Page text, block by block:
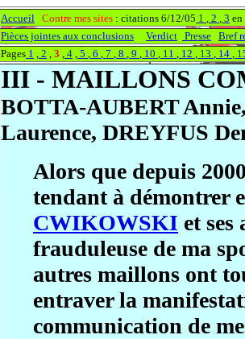
Accueil Contre mes sites : citations 6/12/05 1 , 2 , 3
Pièces jointes aux conclusions
Verdict Presse Bref
Pages 1 , 2 , 3 , 4 , 5 , 6 , 7 , 8 , 9 , 10 , 11 , 12 , 13 , 14 ,
III - MAILLONS
BOTTA-AUBERT
Laurence, DREYFUS
Alors que depuis
tendant à démontrer
CWIKOWSKI et
frauduleuse de ma
autres maillons ont
entraver la
communication de